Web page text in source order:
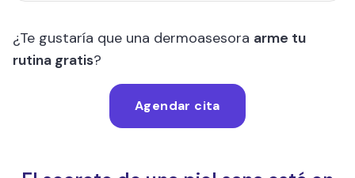
¿Te gustaría que una dermoasesora arme tu
rutina gratis?
Agendar cita